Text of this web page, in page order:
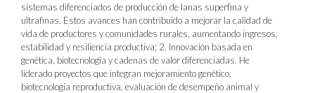
sistemas diferenciados de producción de lanas superfina y
ultrafinas. Estos avances han contribuido a mejorar la calidad de
vida de productores y comunidades rurales, aumentando ingresos,
estabilidad y resiliencia productiva; 2. Innovación basada en
genética, biotecnología y cadenas de valor diferenciadas. He
liderado proyectos que integran mejoramiento genético,
biotecnología reproductiva, evaluación de desempeño animal y